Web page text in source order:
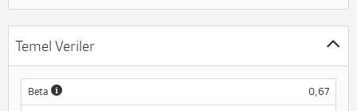
Temel Veriler
Beta 0,67